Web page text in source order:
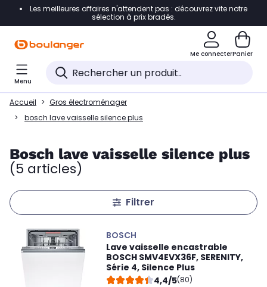
Accéder directement à la navigation
Accéder directement au pied de page
Accéder directement au chatbot
Les meilleures affaires n'attendent pas : découvrez vite notre
sélection à prix bradés.
Me connecterPanier
Menu
Accueil
Gros électroménager
bosch lave vaisselle silence plus
Bosch lave vaisselle silence plus
(5 articles)
Filtrer
BOSCH
Lave vaisselle encastrable
BOSCH SMV4EVX36F, SERENITY,
Série 4, Silence Plus
4,4/5(80)